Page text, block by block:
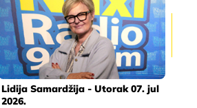
Lidija Samardžija - Utorak 07. jul
2026.